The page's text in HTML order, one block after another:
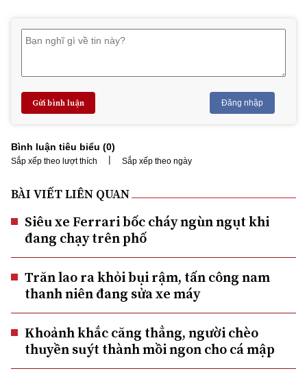
Gửi bình luận Đăng nhập
Bình luận tiêu biểu (0)
Sắp xếp theo lượt thích | Sắp xếp theo ngày
BÀI VIẾT LIÊN QUAN
Siêu xe Ferrari bốc cháy ngùn ngụt khi
đang chạy trên phố
Trăn lao ra khỏi bụi rậm, tấn công nam
thanh niên đang sửa xe máy
Khoảnh khắc căng thẳng, người chèo
thuyền suýt thành mồi ngon cho cá mập